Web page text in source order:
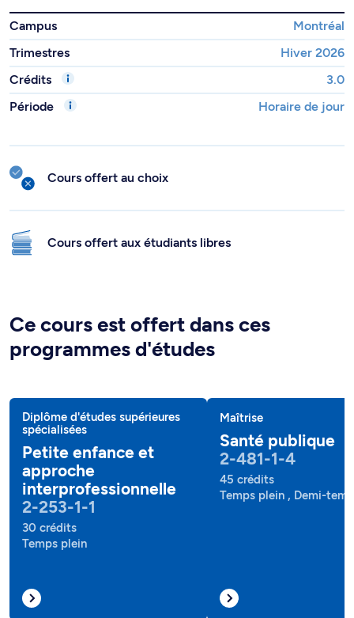
Campus
Montréal
Trimestres
Hiver 2026
Crédits
3.0
Période
Horaire de jour
Cours offert au choix
Cours offert aux étudiants libres
Ce cours est offert dans ces
programmes d'études
Diplôme d'études supérieures
spécialisées
Petite enfance et
approche
interprofessionnelle
2-253-1-1
30 crédits
Temps plein
Maîtrise
Santé publique
2-481-1-4
45 crédits
Temps plein , Demi-